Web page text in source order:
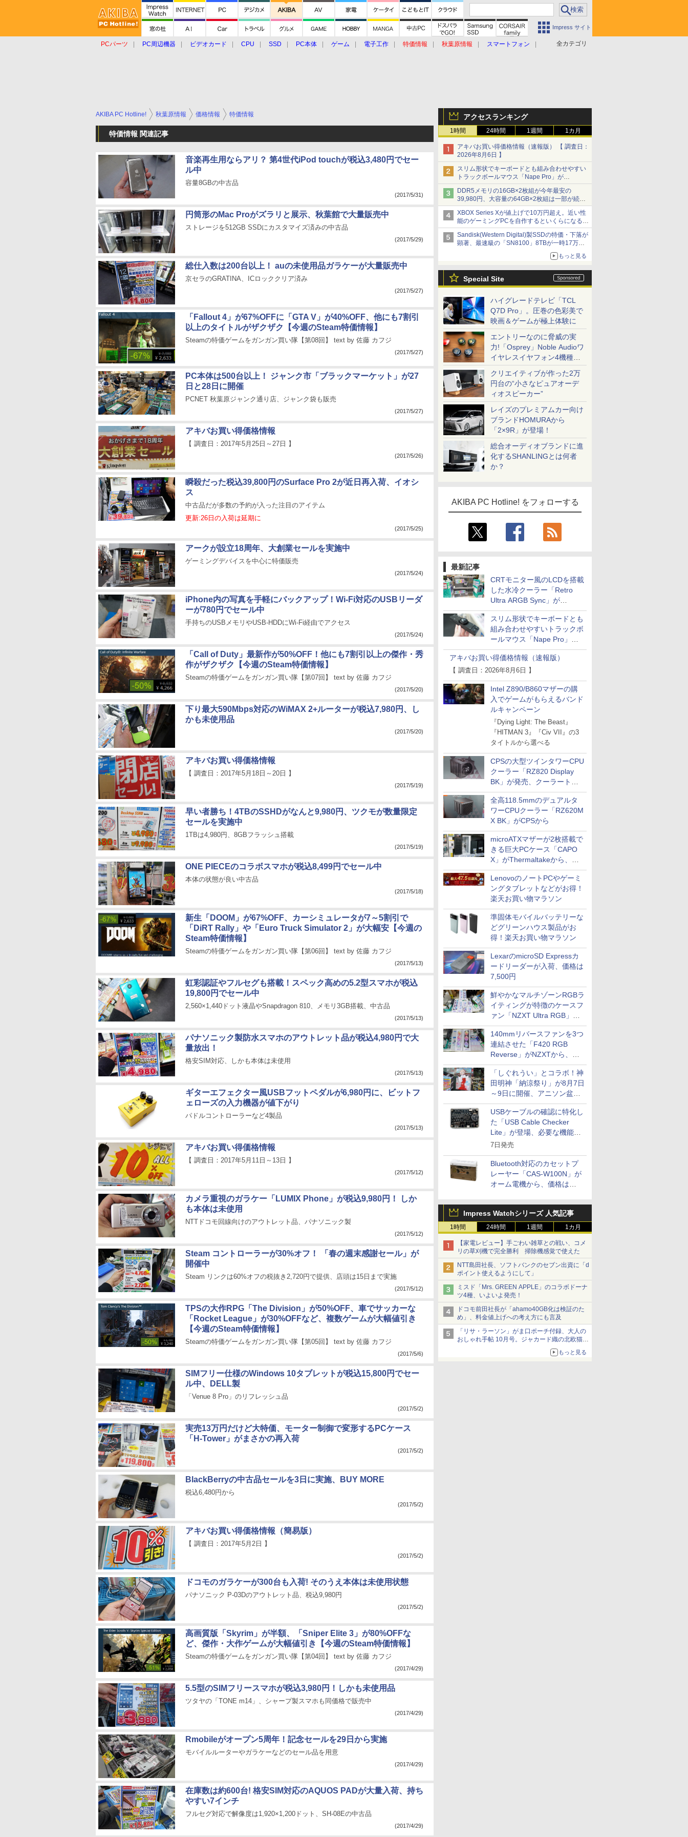
Impress サイト
全カテゴリ
PCパーツ PC周辺機器 ビデオカード CPU SSD PC本体 ゲーム 電子工作 特価情報 秋葉原情報
スマートフォン
アクセスランキング
1時間 24時間 1週間 1カ月
アキバお買い得価格情報（速報版） 【 調査日：
2026年8月6日 】
スリム形状でキーボードとも組み合わせやすい
トラックボールマウス「Nape Pro」が
Keychronから
DDR5メモリの16GB×2枚組が今年最安の
39,980円、大容量の64GB×2枚組は一部が続騰
[8月前半のメモリ価格]
XBOX Series Xが値上げで10万円超え。近い性
能のゲーミングPCを自作するといくらになる？
【石田賀津男の『酒の肴にPCゲーム』】
Sandisk(Western Digital)製SSDの特価・下落が
顕著、最速級の「SN8100」8TBが一時17万円
もっと見る
Special Site
ハイグレードテレビ「TCL
Q7D Pro」。圧巻の色彩美で
映画＆ゲームが極上体験に
エントリーなのに脅威の実
力!「Osprey」Noble Audioワ
イヤレスイヤフォン4機種を
一気に聴く
クリエイティブが作った2万
円台の“小さなピュアオーデ
ィオスピーカー”
レイズのプレミアムカー向け
ブランドHOMURAから
「2×9R」が登場！
総合オーディオブランドに進
化するSHANLINGとは何者
か？
AKIBA PC Hotline! をフォローする
最新記事
CRTモニター風のLCDを搭載
した水冷クーラー「Retro
Ultra ARGB Sync」が
Thermaltakeから
スリム形状でキーボードとも
組み合わせやすいトラックボ
ールマウス「Nape Pro」が
Keychronから
アキバお買い得価格情報（速報版）
【 調査日：2026年8月6日 】
Intel Z890/B860マザーの購
入でゲームがもらえるバンド
ルキャンペーン
『Dying Light: The Beast』
『HITMAN 3』『Civ VII』の3
タイトルから選べる
CPSの大型ツインタワーCPU
クーラー「RZ820 Display
BK」が発売、クーラートッ
プに5インチ液晶搭載
全高118.5mmのデュアルタ
ワーCPUクーラー「RZ620M
X BK」がCPSから
microATXマザーが2枚搭載で
きる巨大PCケース「CAPO
X」がThermaltakeから、カ
ラーは2色
LenovoのノートPCやゲーミ
ングタブレットなどがお得！
楽天お買い物マラソン
準固体モバイルバッテリーな
どグリーンハウス製品がお
得！楽天お買い物マラソン
LexarのmicroSD Expressカ
ードリーダーが入荷、価格は
7,500円
鮮やかなマルチゾーンRGBラ
イティングが特徴のケースフ
ァン「NZXT Ultra RGB」が
発売、計8製品
140mmリバースファンを3つ
連結させた「F420 RGB
Reverse」がNZXTから、単
一フレーム採用
「しぐれうい」とコラボ！神
田明神「納涼祭り」が8月7日
～9日に開催、アニソン盆踊
りや屋台グルメなどもあり
USBケーブルの確認に特化し
た「USB Cable Checker
Lite」が登場、必要な機能を
凝縮しコンパクトに
7日発売
Bluetooth対応のカセットプ
レーヤー「CAS-W100N」が
オーム電機から、価格は
Impress Watchシリーズ 人気記事
1時間 24時間 1週間 1カ月
【家電レビュー】手ごわい雑草との戦い、コメ
リの草刈機で完全勝利 掃除機感覚で使えた
NTT島田社長、ソフトバンクのセブン出資に「d
ポイント使えるようにして」
ミスド「Mrs. GREEN APPLE」のコラボドーナ
ツ4種、いよいよ発売！
ドコモ前田社長が「ahamo40GB化は検証のた
め」、料金値上げへの考え方にも言及
「リサ・ラーソン」がま口ポーチ付録、大人の
おしゃれ手帖 10月号。ジャカード織の北欧猫デ
もっと見る
AKIBA PC Hotline! 秋葉原情報 価格情報 特価情報
特価情報 関連記事
音楽再生用ならアリ？ 第4世代iPod touchが税込3,480円でセー
ル中
容量8GBの中古品
(2017/5/31)
円筒形のMac Proがズラリと展示、秋葉館で大量販売中
ストレージを512GB SSDにカスタマイズ済みの中古品
(2017/5/29)
総仕入数は200台以上！ auの未使用品ガラケーが大量販売中
京セラのGRATINA、ICロッククリア済み
(2017/5/27)
「Fallout 4」が67%OFFに「GTA V」が40%OFF、他にも7割引
以上のタイトルがザクザク【今週のSteam特価情報】
Steamの特価ゲームをガンガン買い隊【第08回】 text by 佐藤 カフジ
(2017/5/27)
PC本体は500台以上！ ジャンク市「ブラックマーケット」が27
日と28日に開催
PCNET 秋葉原ジャンク通り店、ジャンク袋も販売
(2017/5/27)
アキバお買い得価格情報
【 調査日：2017年5月25日～27日 】
(2017/5/26)
瞬殺だった税込39,800円のSurface Pro 2が近日再入荷、イオシ
ス
中古品だが多数の予約が入った注目のアイテム
更新:26日の入荷は延期に
(2017/5/25)
アークが設立18周年、大創業セールを実施中
ゲーミングデバイスを中心に特価販売
(2017/5/24)
iPhone内の写真を手軽にバックアップ！Wi-Fi対応のUSBリーダ
ーが780円でセール中
手持ちのUSBメモリやUSB-HDDにWi-Fi経由でアクセス
(2017/5/24)
「Call of Duty」最新作が50%OFF！他にも7割引以上の傑作・秀
作がザクザク【今週のSteam特価情報】
Steamの特価ゲームをガンガン買い隊【第07回】 text by 佐藤 カフジ
(2017/5/20)
下り最大590Mbps対応のWiMAX 2+ルーターが税込7,980円、し
かも未使用品
(2017/5/20)
アキバお買い得価格情報
【 調査日：2017年5月18日～20日 】
(2017/5/19)
早い者勝ち！4TBのSSHDがなんと9,980円、ツクモが数量限定
セールを実施中
1TBは4,980円、8GBフラッシュ搭載
(2017/5/19)
ONE PIECEのコラボスマホが税込8,499円でセール中
本体の状態が良い中古品
(2017/5/18)
新生「DOOM」が67%OFF、カーシミュレータが7～5割引で
「DiRT Rally」や「Euro Truck Simulator 2」が大幅安【今週の
Steam特価情報】
Steamの特価ゲームをガンガン買い隊【第06回】 text by 佐藤 カフジ
(2017/5/13)
虹彩認証やフルセグも搭載！スペック高めの5.2型スマホが税込
19,800円でセール中
2,560×1,440ドット液晶やSnapdragon 810、メモリ3GB搭載、中古品
(2017/5/13)
パナソニック製防水スマホのアウトレット品が税込4,980円で大
量放出！
格安SIM対応、しかも本体は未使用
(2017/5/13)
ギターエフェクター風USBフットペダルが6,980円に、ビットフ
ェローズの入力機器が値下がり
パドルコントローラーなど4製品
(2017/5/13)
アキバお買い得価格情報
【 調査日：2017年5月11日～13日 】
(2017/5/12)
カメラ重視のガラケー「LUMIX Phone」が税込9,980円！ しか
も本体は未使用
NTTドコモ回線向けのアウトレット品、パナソニック製
(2017/5/12)
Steam コントローラーが30%オフ！ 「春の週末感謝セール」が
開催中
Steam リンクは60%オフの税抜き2,720円で提供、店頭は15日まで実施
(2017/5/12)
TPSの大作RPG「The Division」が50%OFF、車でサッカーな
「Rocket League」が30%OFFなど、複数ゲームが大幅値引き
【今週のSteam特価情報】
Steamの特価ゲームをガンガン買い隊【第05回】 text by 佐藤 カフジ
(2017/5/6)
SIMフリー仕様のWindows 10タブレットが税込15,800円でセー
ル中、DELL製
「Venue 8 Pro」のリフレッシュ品
(2017/5/2)
実売13万円だけど大特価、モーター制御で変形するPCケース
「H-Tower」がまさかの再入荷
(2017/5/2)
BlackBerryの中古品セールを3日に実施、BUY MORE
税込6,480円から
(2017/5/2)
アキバお買い得価格情報（簡易版）
【 調査日：2017年5月2日 】
(2017/5/2)
ドコモのガラケーが300台も入荷! そのうえ本体は未使用状態
パナソニック P-03Dのアウトレット品、税込9,980円
(2017/5/2)
高画質版「Skyrim」が半額、「Sniper Elite 3」が80%OFFな
ど、傑作・大作ゲームが大幅値引き【今週のSteam特価情報】
Steamの特価ゲームをガンガン買い隊【第04回】 text by 佐藤 カフジ
(2017/4/29)
5.5型のSIMフリースマホが税込3,980円！しかも未使用品
ツタヤの「TONE m14」、シャープ製スマホも同価格で販売中
(2017/4/29)
Rmobileがオープン5周年！記念セールを29日から実施
モバイルルーターやガラケーなどのセール品を用意
(2017/4/29)
在庫数は約600台! 格安SIM対応のAQUOS PADが大量入荷、持ち
やすい7インチ
フルセグ対応で解像度は1,920×1,200ドット、SH-08Eの中古品
(2017/4/29)